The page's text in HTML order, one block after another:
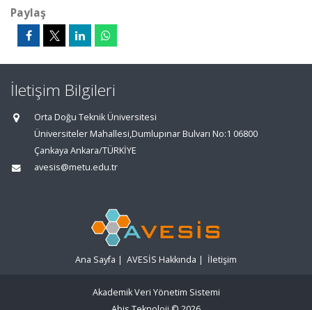
Paylaş
İletişim Bilgileri
Orta Doğu Teknik Üniversitesi
Üniversiteler Mahallesi,Dumlupınar Bulvarı No:1 06800
Çankaya Ankara/TÜRKİYE
avesis@metu.edu.tr
Ana Sayfa | AVESİS Hakkında | İletişim
Akademik Veri Yönetim Sistemi